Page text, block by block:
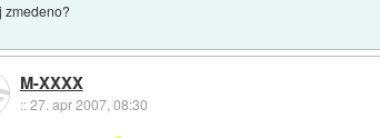
zmedeno?
M-XXXX
::27. apr 2007, 08:30